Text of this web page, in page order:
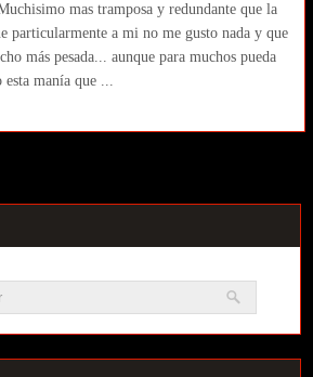
mas tramposa y redundante que la
particularmente a mi no me gusto nada y que
más pesada... aunque para muchos pueda
esta manía que ...